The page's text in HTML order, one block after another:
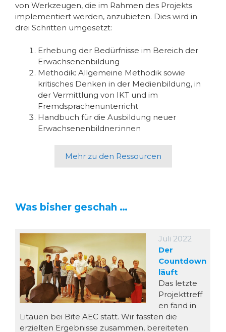
von Werkzeugen, die im Rahmen des Projekts
implementiert werden, anzubieten. Dies wird in
drei Schritten umgesetzt:
Erhebung der Bedürfnisse im Bereich der
Erwachsenenbildung
Methodik: Allgemeine Methodik sowie
kritisches Denken in der Medienbildung, in
der Vermittlung von IKT und im
Fremdsprachenunterricht
Handbuch für die Ausbildung neuer
Erwachsenenbildner:innen
Mehr zu den Ressourcen
Was bisher geschah …
Juli 2022
Der
Countdown
läuft
Das letzte
Projekttreff
en fand in
Litauen bei Bite AEC statt. Wir fassten die
erzielten Ergebnisse zusammen, bereiteten